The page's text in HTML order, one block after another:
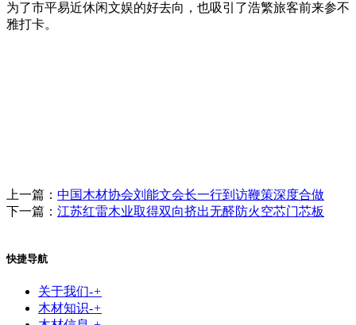
为了市平易近休闲文娱的好去向，也吸引了浩繁旅客前来参不
雅打卡。
上一篇： 中国木材协会刘能文会长一行到访鞭策深度合做
下一篇： 江苏红雷木业取得双向挤出无醛防火空芯门芯板
快捷导航
关于我们-+
木材知识-+